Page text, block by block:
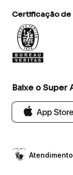
Certificação
Baixe o Super